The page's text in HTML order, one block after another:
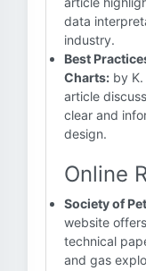
data
industry.
Best
Charts: by
article
clear and
design.
Online
Society of
website
technical
and gas